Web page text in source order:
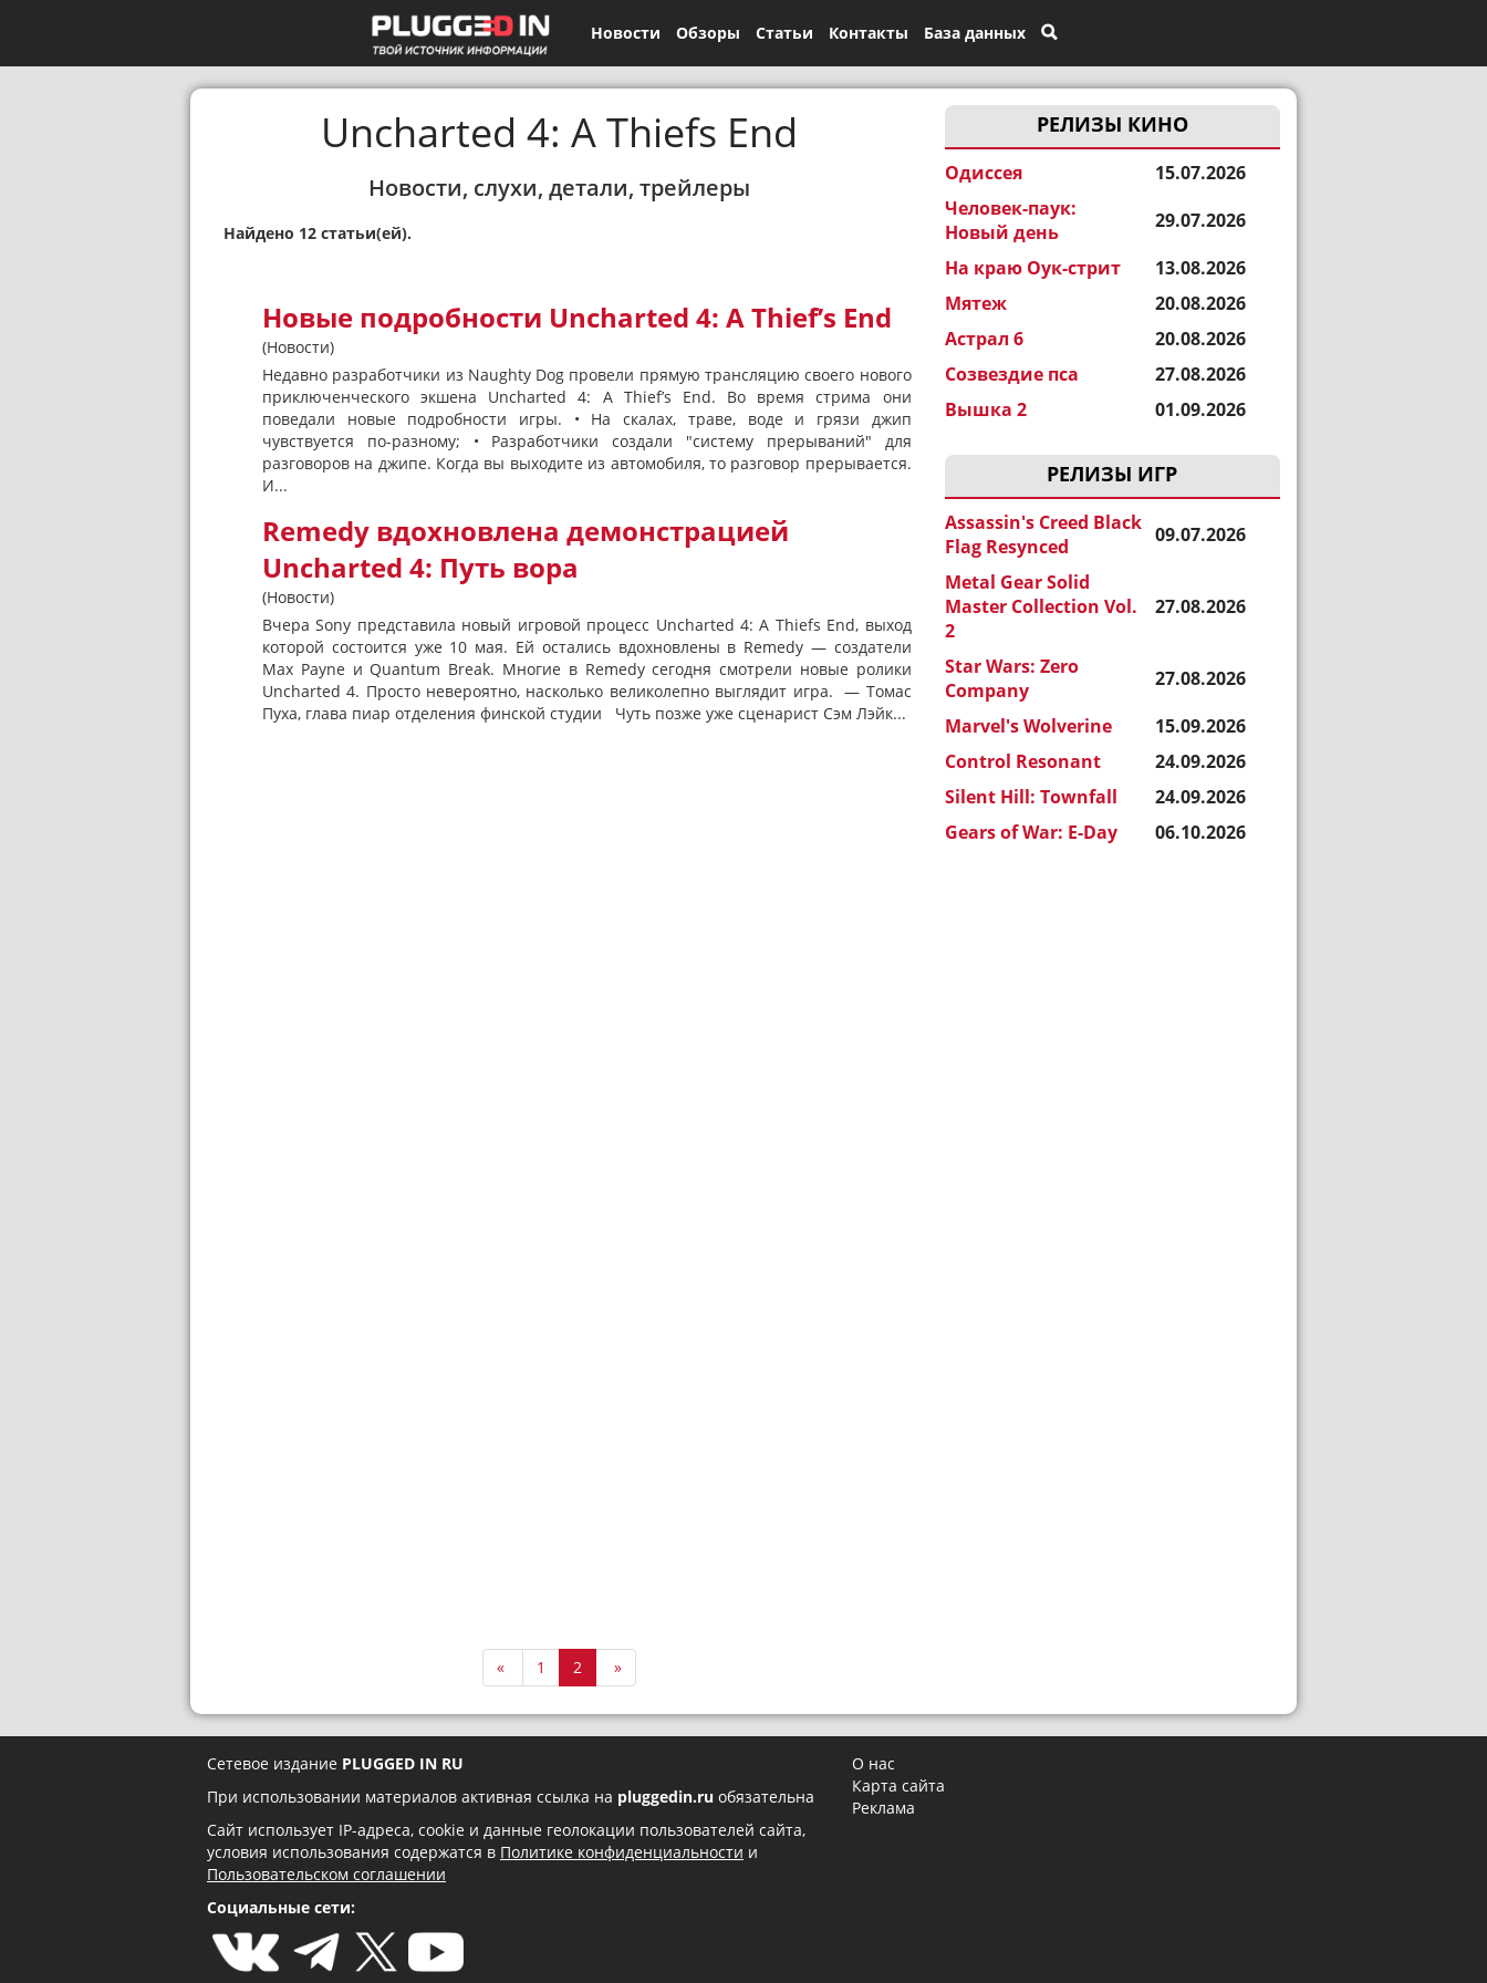
Новости Обзоры Статьи Контакты База данных
РЕЛИЗЫ КИНО
Одиссея
15.07.2026
Человек-паук:
Новый день
29.07.2026
На краю Оук-стрит
13.08.2026
Мятеж
20.08.2026
Астрал 6
20.08.2026
Созвездие пса
27.08.2026
Вышка 2
01.09.2026
РЕЛИЗЫ ИГР
Assassin's Creed Black
Flag Resynced
09.07.2026
Metal Gear Solid
Master Collection Vol.
2
27.08.2026
Star Wars: Zero
Company
27.08.2026
Marvel's Wolverine
15.09.2026
Control Resonant
24.09.2026
Silent Hill: Townfall
24.09.2026
Gears of War: E-Day
06.10.2026
Uncharted 4: A Thiefs End
Новости, слухи, детали, трейлеры
Найдено 12 статьи(ей).
Новые подробности Uncharted 4: A Thief’s End
(Новости)
Недавно разработчики из Naughty Dog провели прямую трансляцию своего нового
приключенческого экшена Uncharted 4: A Thief’s End. Во время стрима они
поведали новые подробности игры. • На скалах, траве, воде и грязи джип
чувствуется по-разному; • Разработчики создали "систему прерываний" для
разговоров на джипе. Когда вы выходите из автомобиля, то разговор прерывается.
И...
Remedy вдохновлена демонстрацией
Uncharted 4: Путь вора
(Новости)
Вчера Sony представила новый игровой процесс Uncharted 4: A Thiefs End, выход
которой состоится уже 10 мая. Ей остались вдохновлены в Remedy — создатели
Max Payne и Quantum Break. Многие в Remedy сегодня смотрели новые ролики
Uncharted 4. Просто невероятно, насколько великолепно выглядит игра. — Томас
Пуха, глава пиар отделения финской студии Чуть позже уже сценарист Сэм Лэйк...
« 1 2 »
Сетевое издание PLUGGED IN RU
При использовании материалов активная ссылка на pluggedin.ru обязательна
Сайт использует IP-адреса, cookie и данные геолокации пользователей сайта,
условия использования содержатся в Политике конфиденциальности и
Пользовательском соглашении
Социальные сети:
О нас
Карта сайта
Реклама